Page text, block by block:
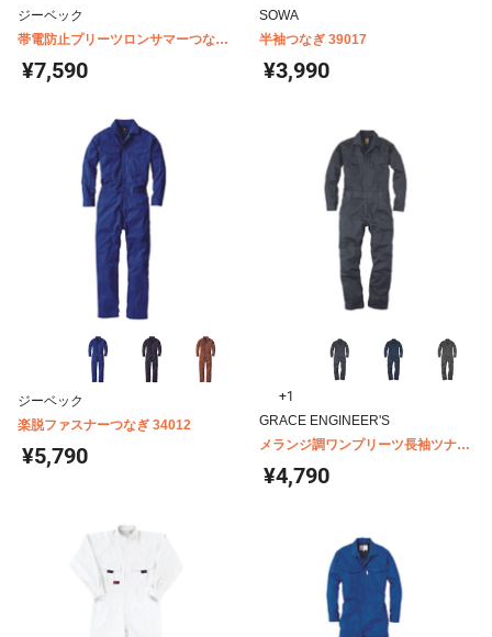
ジーベック
帯電防止プリーツロンサマーつなぎ
1298
¥7,590
SOWA
半袖つなぎ 39017
¥3,990
ジーベック
楽脱ファスナーつなぎ 34012
¥5,790
+1
GRACE ENGINEER'S
メランジ調ワンプリーツ長袖ツナギ
GE-430
¥4,790